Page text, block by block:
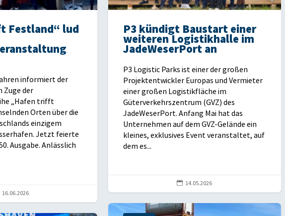
Festland“ lud
informiert der
Zuge der
„Hafen trifft
Orten über die
einzigem
Jetzt feierte
Ausgabe. Anlässlich
16.06.2026
P3 kündigt Baustart einer
weiteren Logistikhalle im
JadeWeserPort an
P3 Logistic Parks ist einer der großen
Projektentwickler Europas und Vermieter
einer großen Logistikfläche im
Güterverkehrszentrum (GVZ) des
JadeWeserPort. Anfang Mai hat das
Unternehmen auf dem GVZ-Gelände ein
kleines, exklusives Event veranstaltet, auf
dem es...
 14.05.2026